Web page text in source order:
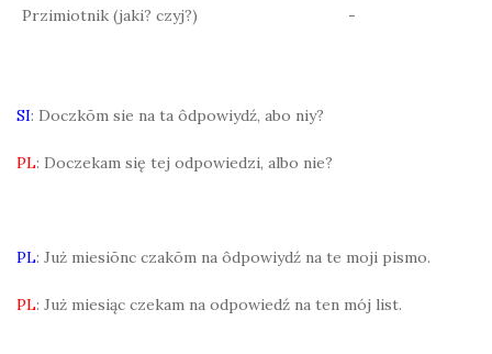
Przimiotnik (jaki? czyj?) -
SI: Doczkōm sie na ta ôdpowiydź, abo niy?
PL: Doczekam się tej odpowiedzi, albo nie?
PL: Już miesiōnc czakōm na ôdpowiydź na te moji pismo.
PL: Już miesiąc czekam na odpowiedź na ten mój list.